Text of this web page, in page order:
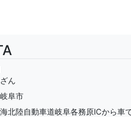
ん
阜市
北陸自動車道岐阜各務原ICから車